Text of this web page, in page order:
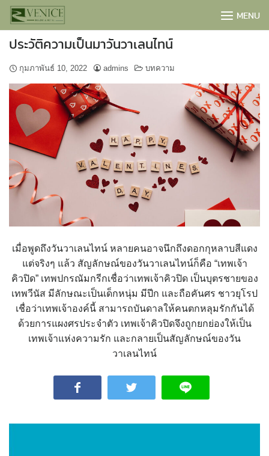
Skip
content
BOOK NOW
MENU
ประวัติความเป็นมาวันวาเลนไทน์
กุมภาพันธ์ 10, 2022 admins บทความ
เมื่อพูดถึงวันวาเลนไทน์ หลายคนอาจนึกถึงดอกกุหลาบสีแดง
แต่จริงๆ แล้ว สัญลักษณ์ของวันวาเลนไทน์ก็คือ “เทพเจ้า
คิวปิด” เทพปกรณัมกรีกเชื่อว่าเทพเจ้าคิวปิด เป็นบุตรชายของ
เทพวีนัส มีลักษณะเป็นเด็กหนุ่ม มีปีก และถือคันศร ชาวยุโรป
เชื่อว่าเทพเจ้าองค์นี้ สามารถบันดาลให้คนตกหลุมรักกันได้
ด้วยการแผงศรประจำตัว เทพเจ้าคิวปิดจึงถูกยกย่องให้เป็น
เทพเจ้าแห่งความรัก และกลายเป็นสัญลักษณ์ของวัน
วาเลนไทน์